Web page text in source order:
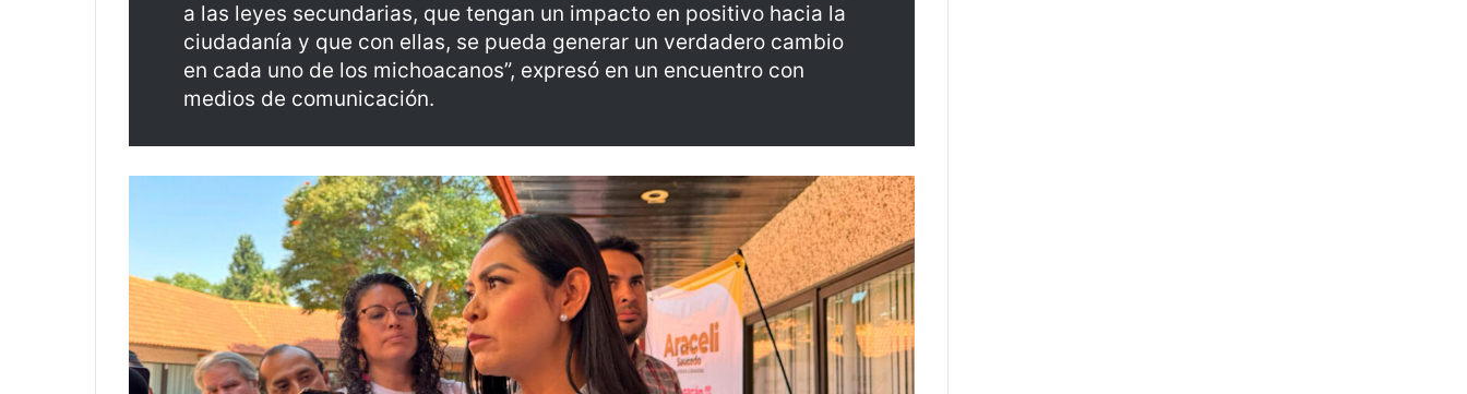
a las leyes secundarias, que tengan un impacto en positivo hacia la
ciudadanía y que con ellas, se pueda generar un verdadero cambio
en cada uno de los michoacanos”, expresó en un encuentro con
medios de comunicación.